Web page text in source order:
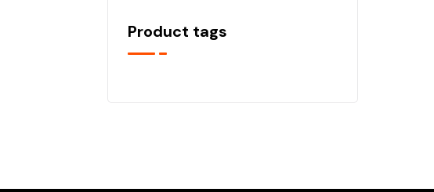
Product tags